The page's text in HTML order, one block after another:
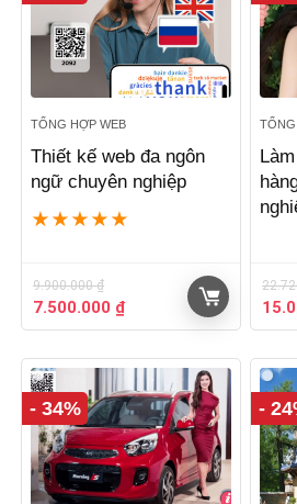
TỔNG HỢP WEB
Thiết kế web đa ngôn
ngữ chuyên nghiệp
★ ★ ★ ★ ★
9.900.000₫
Giá
gốc
9.900.000 ₫.
7.500.000 ₫Giá
hiện
là:
7.500.000 ₫.
Giá
gốc
- 34% -